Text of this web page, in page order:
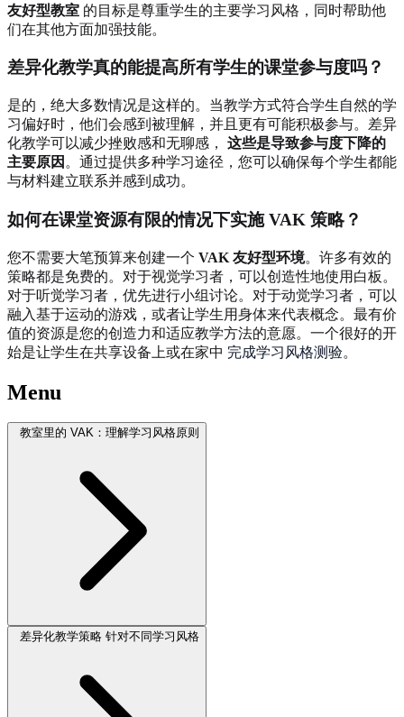
友好型教室 的目标是尊重学生的主要学习风格，同时帮助他
们在其他方面加强技能。
差异化教学真的能提高所有学生的课堂参与度吗？
是的，绝大多数情况是这样的。当教学方式符合学生自然的学
习偏好时，他们会感到被理解，并且更有可能积极参与。差异
化教学可以减少挫败感和无聊感， 这些是导致参与度下降的
主要原因 。通过提供多种学习途径，您可以确保每个学生都能
与材料建立联系并感到成功。
如何在课堂资源有限的情况下实施 VAK 策略？
您不需要大笔预算来创建一个 VAK 友好型环境。许多有效的
策略都是免费的。对于视觉学习者，可以创造性地使用白板。
对于听觉学习者，优先进行小组讨论。对于动觉学习者，可以
融入基于运动的游戏，或者让学生用身体来代表概念。最有价
值的资源是您的创造力和适应教学方法的意愿。一个很好的开
始是让学生在共享设备上或在家中 完成学习风格测验。
Menu
教室里的 VAK：理解学习风格原则
差异化教学策略 针对不同学习风格